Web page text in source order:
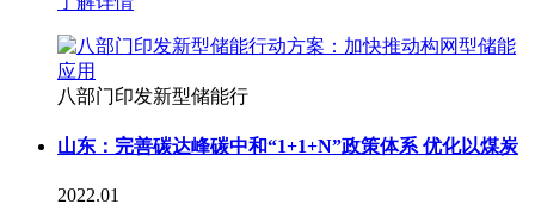
八部门印发新型储能行
山东：完善碳达峰碳中和“1+1+N”政策体系 优化以煤炭
2022.01